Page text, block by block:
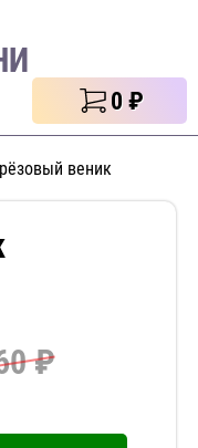
0 ₽
веник
₽